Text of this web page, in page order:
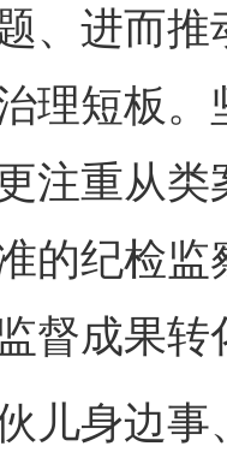
、进而
理短板。
注重从
的纪检
督成果
身边事